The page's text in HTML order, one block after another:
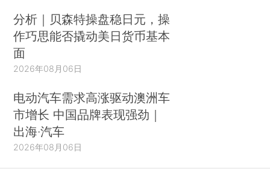
分析｜贝森特操盘稳日元，操
作巧思能否撬动美日货币基本
面
2026年08月06日
电动汽车需求高涨驱动澳洲车
市增长 中国品牌表现强劲｜
出海·汽车
2026年08月06日